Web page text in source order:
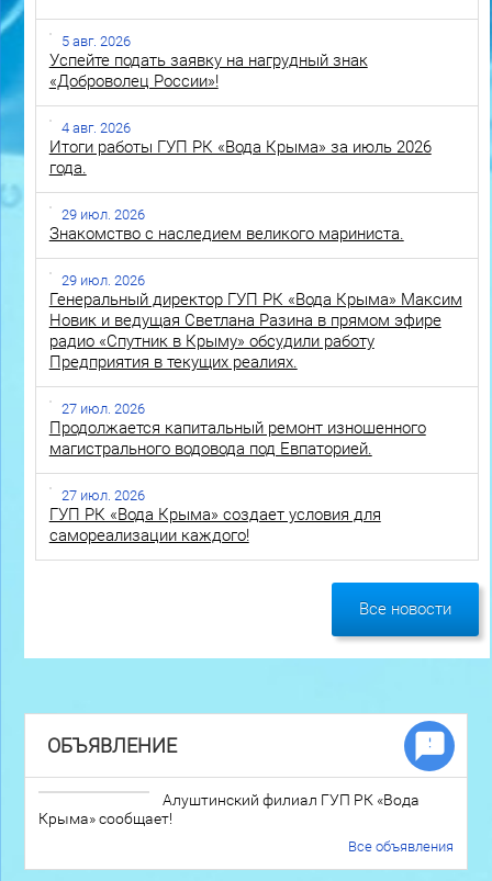
5 авг. 2026
Успейте подать заявку на нагрудный знак
«Доброволец России»!
4 авг. 2026
Итоги работы ГУП РК «Вода Крыма» за июль 2026
года.
29 июл. 2026
Знакомство с наследием великого мариниста.
29 июл. 2026
Генеральный директор ГУП РК «Вода Крыма» Максим
Новик и ведущая Светлана Разина в прямом эфире
радио «Спутник в Крыму» обсудили работу
Предприятия в текущих реалиях.
27 июл. 2026
Продолжается капитальный ремонт изношенного
магистрального водовода под Евпаторией.
27 июл. 2026
ГУП РК «Вода Крыма» создает условия для
самореализации каждого!
Все новости
ОБЪЯВЛЕНИЕ
Алуштинский филиал ГУП РК «Вода
Крыма» сообщает!
Все объявления